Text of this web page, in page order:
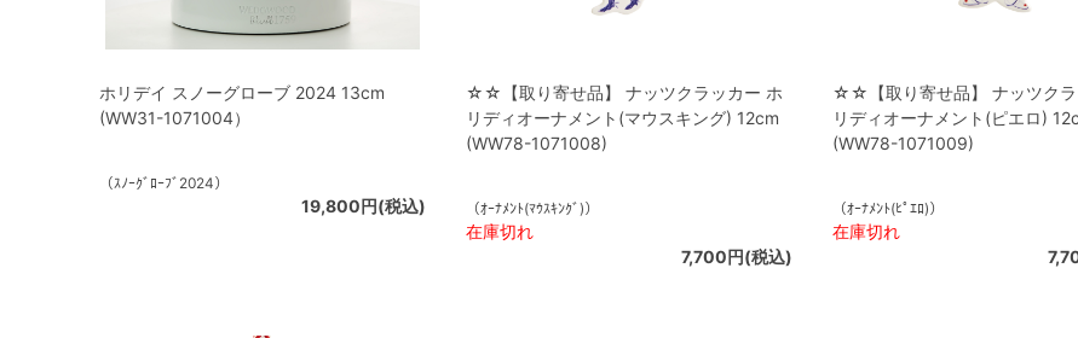
ホリデイ スノーグローブ 2024 13cm
(WW31-1071004）
（ｽﾉｰｸﾞﾛｰﾌﾞ2024）
19,800円(税込)
☆☆【取り寄せ品】 ナッツクラッカー ホ
リディオーナメント(マウスキング) 12cm
(WW78-1071008)
（ｵｰﾅﾒﾝﾄ(ﾏｳｽｷﾝｸﾞ)）
在庫切れ
7,700円(税込)
☆☆【取り寄せ品】 ナッツクラ
リディオーナメント(ピエロ)
(WW78-1071009)
（ｵｰﾅﾒﾝﾄ(ﾋﾟｴﾛ)）
在庫切れ